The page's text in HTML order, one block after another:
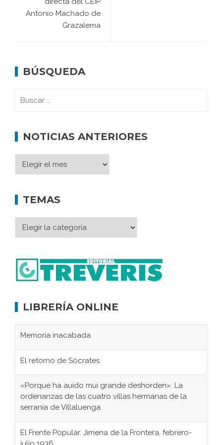
Antonio Machado de
Grazalema
BÚSQUEDA
NOTICIAS ANTERIORES
TEMAS
LIBRERÍA ONLINE
Memoria inacabada
El retorno de Sócrates
«Porque ha auido mui grande deshorden»: La
ordenanzas de las cuatro villas hermanas de la
serranía de Villaluenga
El Frente Popular. Jimena de la Frontera, febrero-